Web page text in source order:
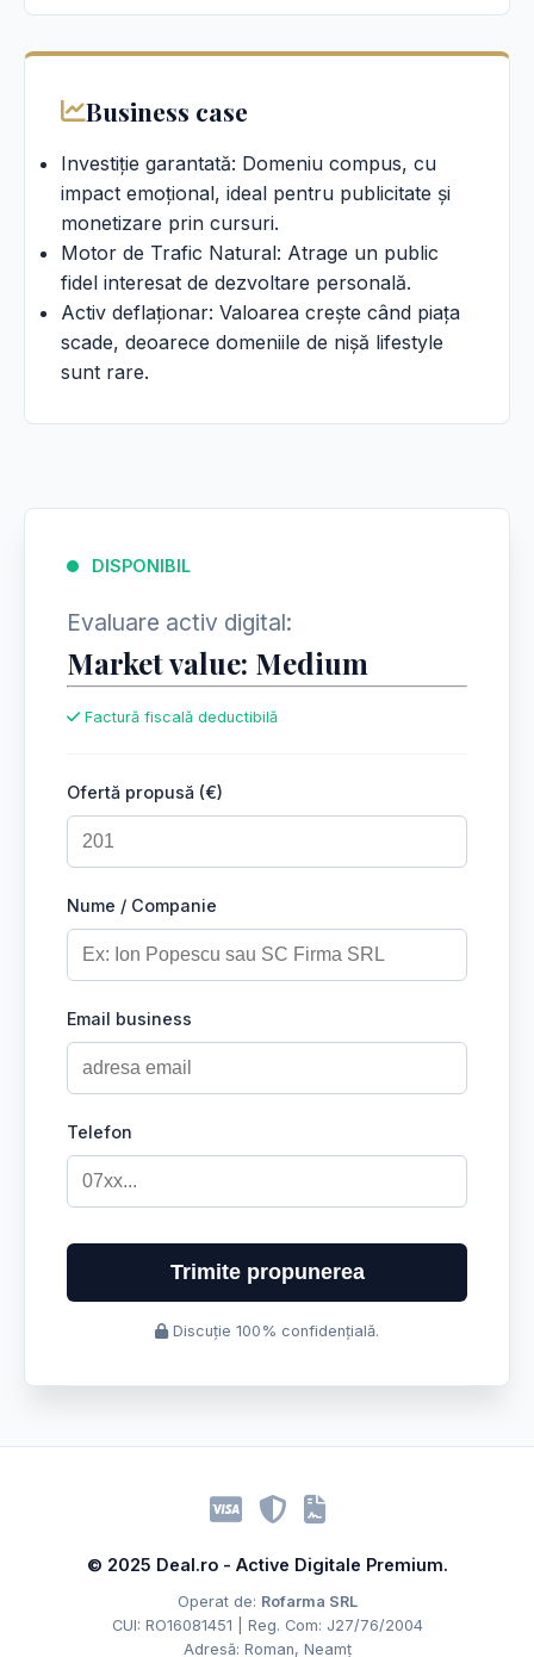
Business case
Investiție garantată: Domeniu compus, cu
impact emoțional, ideal pentru publicitate și
monetizare prin cursuri.
Motor de Trafic Natural: Atrage un public
fidel interesat de dezvoltare personală.
Activ deflaționar: Valoarea crește când piața
scade, deoarece domeniile de nișă lifestyle
sunt rare.
DISPONIBIL
Evaluare activ digital:
Market value: Medium
Factură fiscală deductibilă
Ofertă propusă (€)
Nume / Companie
Email business
Telefon
Trimite propunerea
Discuție 100% confidențială.
© 2025 Deal.ro - Active Digitale Premium.
Operat de: Rofarma SRL
CUI: RO16081451 | Reg. Com: J27/76/2004
Adresă: Roman, Neamț